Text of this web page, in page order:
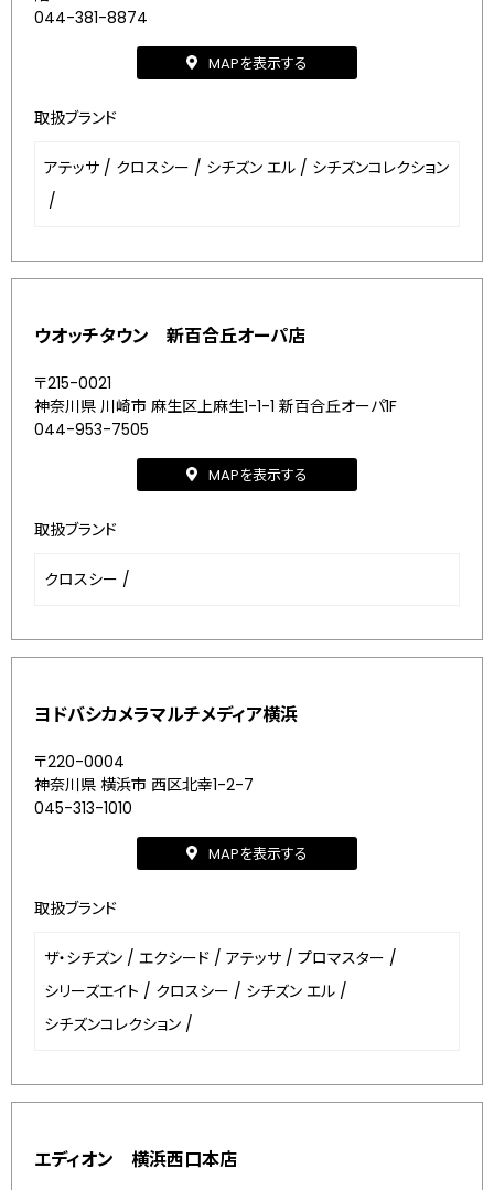
044-381-8874
MAPを表示する
取扱ブランド
アテッサ / クロスシー / シチズン エル / シチズンコレクション
/
ウオッチタウン 新百合丘オーパ店
〒215-0021
神奈川県 川崎市 麻生区上麻生1-1-1 新百合丘オーパ1F
044-953-7505
MAPを表示する
取扱ブランド
クロスシー /
ヨドバシカメラマルチメディア横浜
〒220-0004
神奈川県 横浜市 西区北幸1-2-7
045-313-1010
MAPを表示する
取扱ブランド
ザ・シチズン / エクシード / アテッサ / プロマスター /
シリーズエイト / クロスシー / シチズン エル /
シチズンコレクション /
エディオン 横浜西口本店